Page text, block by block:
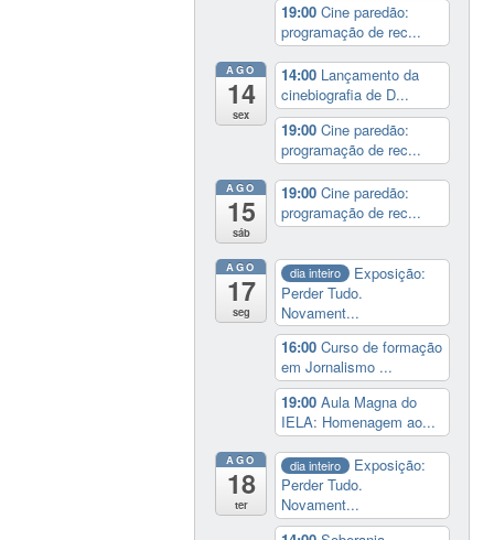
19:00Cine paredão:
programação de rec...
AGO
14
sex
14:00 Lançamento da
cinebiografia de D...
19:00Cine paredão:
programação de rec...
AGO
15
sáb
19:00Cine paredão:
programação de rec...
AGO
17
seg
dia inteiro
Exposição:
Perder Tudo.
Novament...
16:00Curso de formação
em Jornalismo ...
19:00Aula Magna do
IELA: Homenagem ao...
AGO
18
ter
dia inteiro
Exposição:
Perder Tudo.
Novament...